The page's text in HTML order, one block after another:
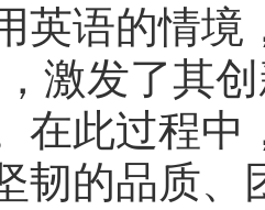
英语的情境
激发了其
在此过程中
韧的品质